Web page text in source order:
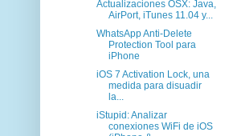
Actualizaciones OSX: Java,
AirPort, iTunes 11.04 y...
WhatsApp Anti-Delete
Protection Tool para
iPhone
iOS 7 Activation Lock, una
medida para disuadir
la...
iStupid: Analizar
conexiones WiFi de iOS